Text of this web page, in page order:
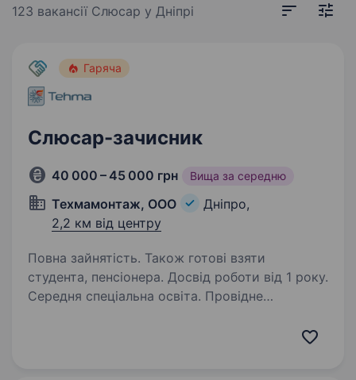
123 вакансії Слюсар у Дніпрі
Гаряча
Слюсар-зачисник
40 000 – 45 000 грн Вища за середню
Техмамонтаж, ООО
Дніпро,
2,2 км від центру
Повна зайнятість. Також готові взяти
студента, пенсіонера. Досвід роботи від 1 року.
Середня спеціальна освіта. Провідне
у виробництві професійного технологічного,